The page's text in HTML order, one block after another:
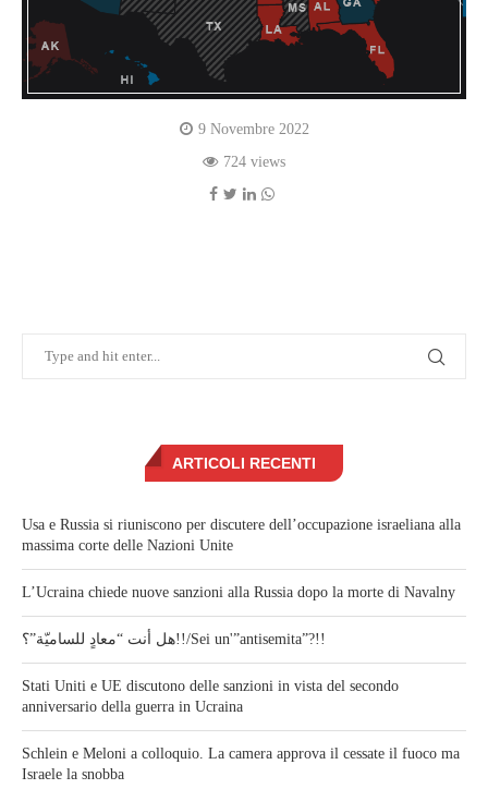
9 Novembre 2022
724 views
ARTICOLI RECENTI
Usa e Russia si riuniscono per discutere dell’occupazione israeliana alla
massima corte delle Nazioni Unite
L’Ucraina chiede nuove sanzioni alla Russia dopo la morte di Navalny
هل أنت “معادٍ للساميّة”؟!!/Sei un'”antisemita”?!!
Stati Uniti e UE discutono delle sanzioni in vista del secondo
anniversario della guerra in Ucraina
Schlein e Meloni a colloquio. La camera approva il cessate il fuoco ma
Israele la snobba